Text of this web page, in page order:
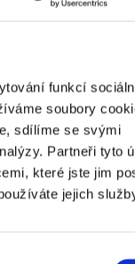
funkcí
soubory
sdílíme se svými
Partneři tyto
které jste jim
jejich
poblíž obce
přesunout
demolovat
Zanechala po
cementárny,
na